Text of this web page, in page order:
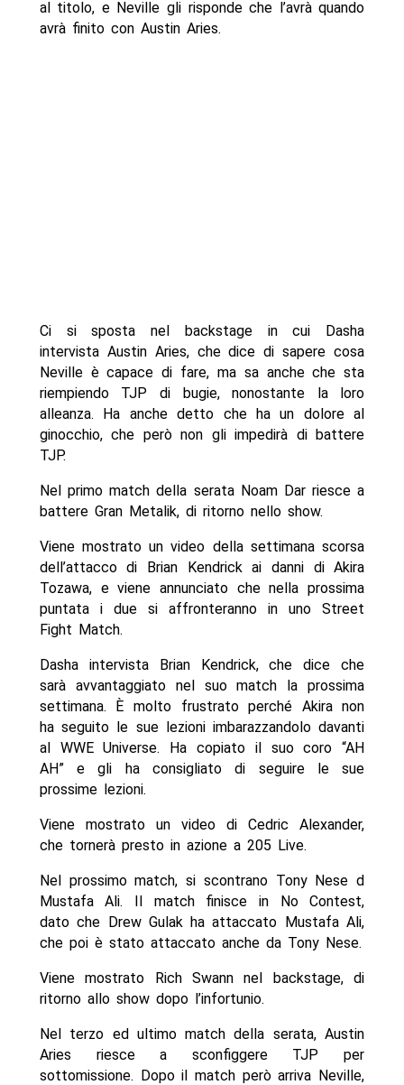
al titolo, e Neville gli risponde che l’avrà quando
avrà finito con Austin Aries.
Ci si sposta nel backstage in cui Dasha
intervista Austin Aries, che dice di sapere cosa
Neville è capace di fare, ma sa anche che sta
riempiendo TJP di bugie, nonostante la loro
alleanza. Ha anche detto che ha un dolore al
ginocchio, che però non gli impedirà di battere
TJP.
Nel primo match della serata Noam Dar riesce a
battere Gran Metalik, di ritorno nello show.
Viene mostrato un video della settimana scorsa
dell’attacco di Brian Kendrick ai danni di Akira
Tozawa, e viene annunciato che nella prossima
puntata i due si affronteranno in uno Street
Fight Match.
Dasha intervista Brian Kendrick, che dice che
sarà avvantaggiato nel suo match la prossima
settimana. È molto frustrato perché Akira non
ha seguito le sue lezioni imbarazzandolo davanti
al WWE Universe. Ha copiato il suo coro “AH
AH” e gli ha consigliato di seguire le sue
prossime lezioni.
Viene mostrato un video di Cedric Alexander,
che tornerà presto in azione a 205 Live.
Nel prossimo match, si scontrano Tony Nese d
Mustafa Ali. Il match finisce in No Contest,
dato che Drew Gulak ha attaccato Mustafa Ali,
che poi è stato attaccato anche da Tony Nese.
Viene mostrato Rich Swann nel backstage, di
ritorno allo show dopo l’infortunio.
Nel terzo ed ultimo match della serata, Austin
Aries riesce a sconfiggere TJP per
sottomissione. Dopo il match però arriva Neville,